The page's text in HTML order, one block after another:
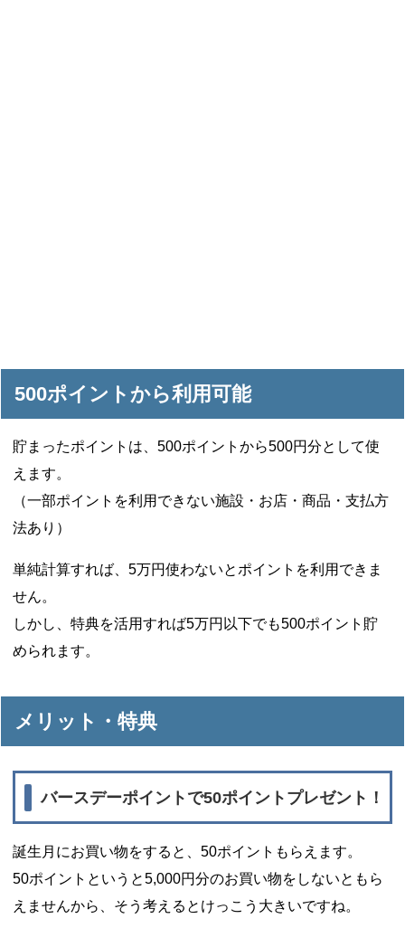
500ポイントから利用可能
貯まったポイントは、500ポイントから500円分として使
えます。
（一部ポイントを利用できない施設・お店・商品・支払方
法あり）
単純計算すれば、5万円使わないとポイントを利用できま
せん。
しかし、特典を活用すれば5万円以下でも500ポイント貯
められます。
メリット・特典
バースデーポイントで50ポイントプレゼント！
誕生月にお買い物をすると、50ポイントもらえます。
50ポイントというと5,000円分のお買い物をしないともら
えませんから、そう考えるとけっこう大きいですね。